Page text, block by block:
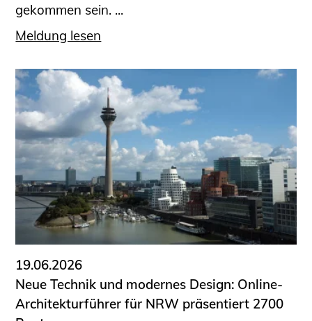
gekommen sein. ...
Meldung lesen
19.06.2026
Neue Technik und modernes Design: Online-
Architekturführer für NRW präsentiert 2700